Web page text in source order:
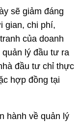
sẽ giảm đáng
gian, chi phí,
của doanh
lý đầu tư ra
đầu tư chỉ thực
hợp đồng tại
hành về quản lý